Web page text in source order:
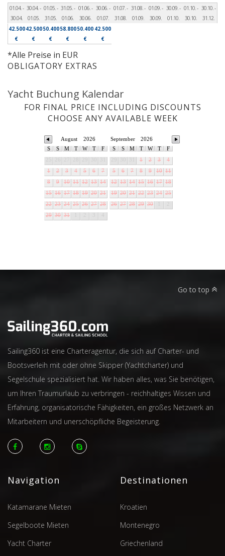
01.04. -
30.04.
30.04. -
01.05.
01.05. -
31.05.
31.05. -
01.06.
01.06. -
30.06.
30.06. -
01.07.
01.07. -
31.08.
31.08. -
01.09.
01.09. -
30.09.
30.09. -
01.10.
01.10. -
30.10.
30.10. -
31.12.
42.500
€
42.500
€
50.400
€
58.800
€
50.400
€
42.500
€
*Alle Preise in EUR
OBLIGATORY EXTRAS
Yacht Buchung Kalendar
FOR FINAL PRICE INCLUDING DISCOUNTS
CHOOSE ANY AVAILABLE WEEK
2026
August
S
S M T W T
F
1
2 3 4 5 6
7
8
9 10 11 12 13 14
15 16 17 18 19 20 21
22 23 24 25 26 27 28
29 30 31
2026
September
S
S M T W T
F
1 2 3
4
5
6 7 8 9 10 11
12 13 14 15 16 17 18
19 20 21 22 23 24 25
26 27 28 29 30
Go to top
Sailing360 ist eine Charteragentur, die sich auf Charter- und
Bootsverleih mit oder ohne Skipper (Yachtcharter) und
Segelschule spezialisiert hat. Wir haben alles, was Sie benötigen,
um Ihren Traumurlaub zu verbringen - reichhaltiges Wissen und
Erfahrung, organisatorische Fähigkeiten, ein großes Netzwerk an
Mitarbeitern und unerschöpfliche Begeisterung.
Navigation
Katamarane Mieten
Segelboote Mieten
Yacht Charter
Destinationen
Kroatien
Montenegro
Griechenland